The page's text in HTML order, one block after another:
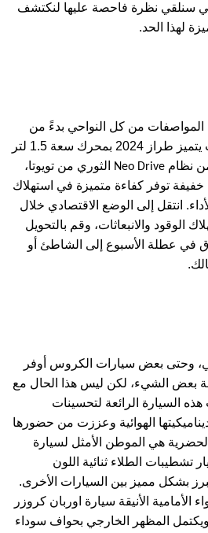
لذا فيما يلي سنلقي نظرة فاحصة عليها لنكتشف
لهذا الحد.
المواصفات من كل النواحي بدءً من
مجموعة نقل الحركة، حيث يتميز طراز 2024 بمحرك سعة 1.5 لتر
Neo Drive الثوري من تويوتا،
توفر كفاءة متميزة في استهلاك
انتقل إلى الوضع الاقتصادي خلال
الوقود والانبعاثات، وقم بالتحويل
في عطلة الأسبوع إلى الشاطئ أو
وحتى بعض سيارات الكروس أوفر
بعض الشيء، لكن ليس هذا الحال مع
السيارة الرائعة لتحسينات
الهوائية وعززت من حضورها
الحضرية هي الموطن الأمثل لسيارة
تشطيبات الطلاء ثنائية اللون
بشكل مميز بين السيارات الأخرى.
الأمامية الأنيقة سيارة اوربان كروزر
المظهر الخارجي بحواف سوداء